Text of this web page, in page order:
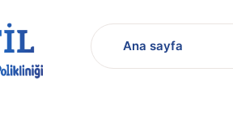
Ana sayfa
bego-logo-